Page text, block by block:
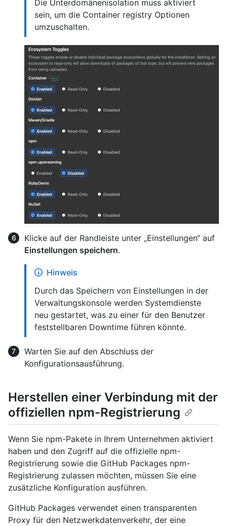
Die Unterdomänenisolation muss aktiviert
sein, um die Container registry Optionen
umzuschalten.
Klicke auf der Randleiste unter „Einstellungen“ auf
Einstellungen speichern.
Hinweis
Durch das Speichern von Einstellungen in der
Verwaltungskonsole werden Systemdienste
neu gestartet, was zu einer für den Benutzer
feststellbaren Downtime führen könnte.
Warten Sie auf den Abschluss der
Konfigurationsausführung.
Herstellen einer Verbindung mit der
offiziellen npm-Registrierung
Wenn Sie npm-Pakete in Ihrem Unternehmen aktiviert
haben und den Zugriff auf die offizielle npm-
Registrierung sowie die GitHub Packages npm-
Registrierung zulassen möchten, müssen Sie eine
zusätzliche Konfiguration ausführen.
GitHub Packages verwendet einen transparenten
Proxy für den Netzwerkdatenverkehr, der eine